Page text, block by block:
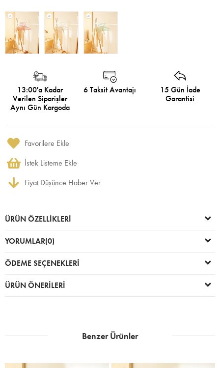
13:00'a Kadar
Verilen Siparişler
Aynı Gün Kargoda
6 Taksit Avantajı
15 Gün İade
Garantisi
Favorilere Ekle
İstek Listeme Ekle
Fiyat Düşünce Haber Ver
ÜRÜN ÖZELLIKLERI
YORUMLAR(0)
ÖDEME SEÇENEKLERI
ÜRÜN ÖNERILERI
Benzer Ürünler